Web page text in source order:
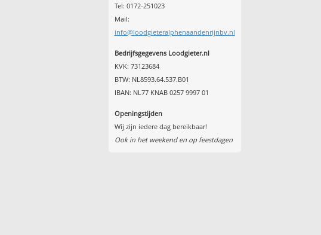
Tel: 0172-251023
Mail:
info@loodgieteralphenaandenrijnbv.nl
Bedrijfsgegevens Loodgieter.nl
KVK: 73123684
BTW: NL8593.64.537.B01
IBAN: NL77 KNAB 0257 9997 01
Openingstijden
Wij zijn iedere dag bereikbaar!
Ook in het weekend en op feestdagen